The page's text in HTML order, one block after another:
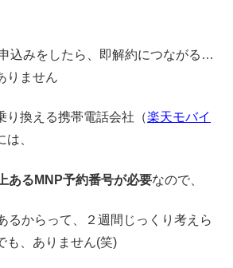
込みをしたら、即解約につながる…
りません
り換える携帯電話会社（楽天モバイ
、
あるMNP予約番号が必要なので、
るからって、２週間じっくり考えら
、ありません(笑)